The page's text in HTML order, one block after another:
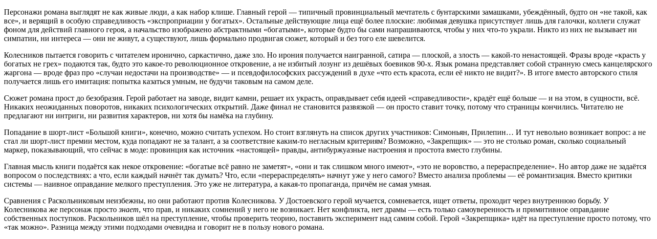
Персонажи романа выглядят не как живые люди, а как набор клише. Главный герой — типичный провинциальный мечтатель с бунтарскими замашками, убеждённый, будто он «не такой, как
все», и верящий в особую справедливость «экспроприации у богатых». Остальные действующие лица ещё более плоские: любимая девушка присутствует лишь для галочки, коллеги служат
фоном для действий главного героя, а начальство изображено абстрактными «богатыми», которые будто бы сами напрашиваются, чтобы у них что‑то украли. Никто из них не вызывает ни
симпатии, ни интереса — они не живут, а существуют, лишь формально продвигая сюжет, который и без того еле шевелится.
Колесников пытается говорить с читателем иронично, саркастично, даже зло. Но ирония получается наигранной, сатира — плоской, а злость — какой‑то ненастоящей. Фразы вроде «красть у
богатых не грех» подаются так, будто это какое‑то революционное откровение, а не избитый лозунг из дешёвых боевиков 90‑х. Язык романа представляет собой странную смесь канцелярского
жаргона — вроде фраз про «случаи недостачи на производстве» — и псевдофилософских рассуждений в духе «что есть красота, если её никто не видит?». В итоге вместо авторского стиля
получается лишь его имитация: попытка казаться умным, не будучи таковым на самом деле.
Сюжет романа прост до безобразия. Герой работает на заводе, видит камни, решает их украсть, оправдывает себя идеей «справедливости», крадёт ещё больше — и на этом, в сущности, всё.
Никаких неожиданных поворотов, никаких психологических открытий. Даже финал не становится развязкой — он просто ставит точку, потому что страницы кончились. Читателю не
предлагают ни интриги, ни развития характеров, ни хотя бы намёка на глубину.
Попадание в шорт‑лист «Большой книги», конечно, можно считать успехом. Но стоит взглянуть на список других участников: Симоньян, Прилепин… И тут невольно возникает вопрос: а не
стал ли шорт‑лист премии местом, куда попадают не за талант, а за соответствие каким‑то негласным критериям? Возможно, «Закрепщик» — это не столько роман, сколько социальный
маркер, показывающий, что сейчас в моде: провинция как источник «настоящей» правды, антибуржуазные настроения и простота вместо глубины.
Главная мысль книги подаётся как некое откровение: «богатые всё равно не заметят», «они и так слишком много имеют», «это не воровство, а перераспределение». Но автор даже не задаётся
вопросом о последствиях: а что, если каждый начнёт так думать? Что, если «перераспределять» начнут уже у него самого? Вместо анализа проблемы — её романтизация. Вместо критики
системы — наивное оправдание мелкого преступления. Это уже не литература, а какая‑то пропаганда, причём не самая умная.
Сравнения с Раскольниковым неизбежны, но они работают против Колесникова. УДостоевского герой мучается, сомневается, ищет ответы, проходит через внутреннюю борьбу. У
Колесникова же персонаж простознает, что прав, и никаких сомнений у него не возникает. Нет конфликта, нет драмы — есть только самоуверенность и примитивное оправдание
собственных поступков. Раскольников шёл на преступление, чтобы проверить теорию, поставить эксперимент над самим собой. Герой «Закрепщика» идёт на преступление просто потому, что
«так можно». Разница между этими подходами очевидна и говорит не в пользу нового романа.